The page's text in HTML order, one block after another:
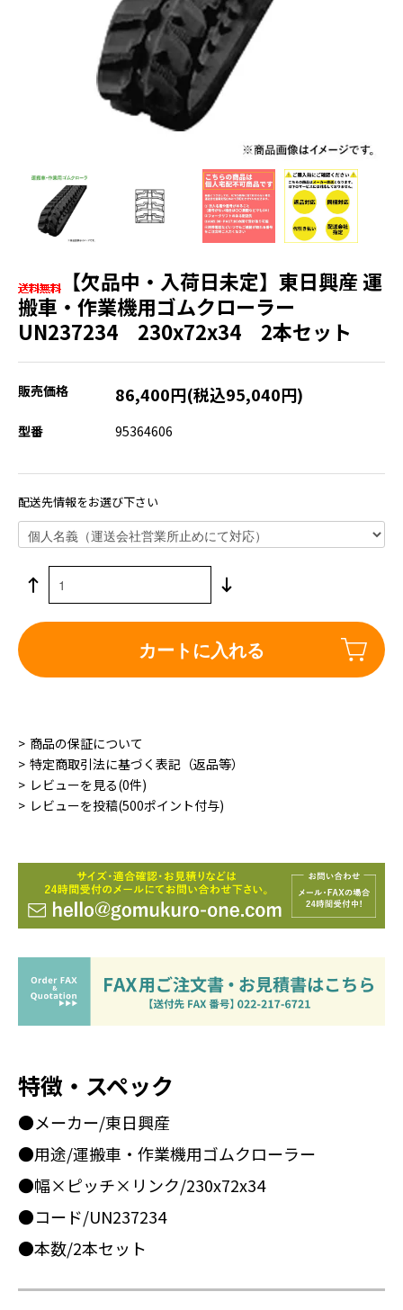
【欠品中・入荷日未定】東日興産 運
搬車・作業機用ゴムクローラー
UN237234 230x72x34 2本セット
販売価格 86,400円(税込95,040円)
型番 95364606
配送先情報をお選び下さい
カートに入れる
商品の保証について
特定商取引法に基づく表記（返品等）
レビューを見る(0件)
レビューを投稿(500ポイント付与)
特徴・スペック
●メーカー/東日興産
●用途/運搬車・作業機用ゴムクローラー
●幅×ピッチ×リンク/230x72x34
●コード/UN237234
●本数/2本セット